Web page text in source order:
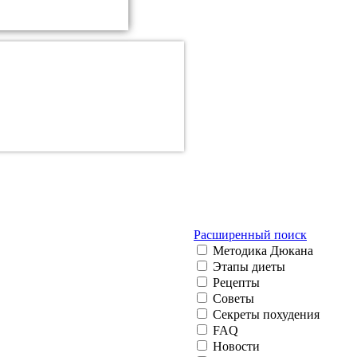
Расширенный поиск
Методика Дюкана
Этапы диеты
Рецепты
Советы
Секреты похудения
FAQ
Новости